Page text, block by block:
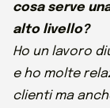
cosa serve
alto livello?
Ho un lavoro
e ho molte
clienti ma